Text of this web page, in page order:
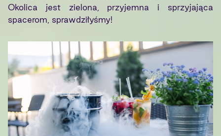
Okolica jest zielona, przyjemna i sprzyjająca
spacerom, sprawdziłyśmy!